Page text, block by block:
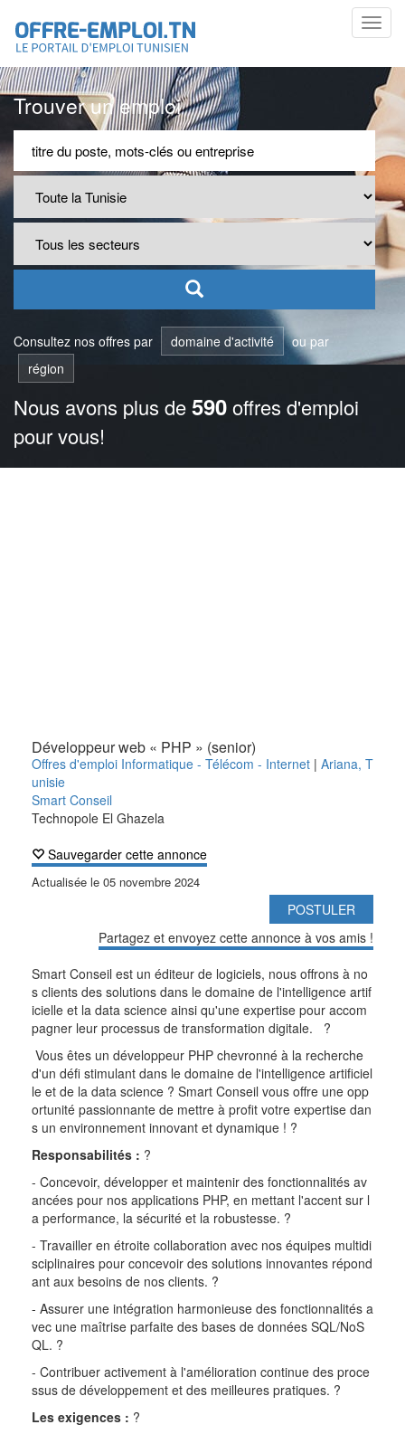
Trouver un emploi
Consultez nos offres par domaine d'activité
ou par
région
Nous avons plus de590offres d'emploi
pour vous!
Développeur web « PHP » (senior)
Offres d'emploi Informatique - Télécom - Internet | Ariana, T
unisie
Smart Conseil
Technopole El Ghazela
Sauvegarder cette annonce
Actualisée le 05 novembre 2024
POSTULER
Partagez et envoyez cette annonce à vos amis !
Smart Conseil est un éditeur de logiciels, nous offrons à no
s clients des solutions dans le domaine de l'intelligence artif
icielle et la data science ainsi qu'une expertise pour accom
pagner leur processus de transformation digitale. ?
Vous êtes un développeur PHP chevronné à la recherche
d'un défi stimulant dans le domaine de l'intelligence artificiel
le et de la data science ? Smart Conseil vous offre une opp
ortunité passionnante de mettre à profit votre expertise dan
s un environnement innovant et dynamique ! ?
Responsabilités : ?
- Concevoir, développer et maintenir des fonctionnalités av
ancées pour nos applications PHP, en mettant l'accent sur l
a performance, la sécurité et la robustesse. ?
- Travailler en étroite collaboration avec nos équipes multidi
sciplinaires pour concevoir des solutions innovantes répond
ant aux besoins de nos clients. ?
- Assurer une intégration harmonieuse des fonctionnalités a
vec une maîtrise parfaite des bases de données SQL/NoS
QL. ?
- Contribuer activement à l'amélioration continue des proce
ssus de développement et des meilleures pratiques. ?
Les exigences : ?